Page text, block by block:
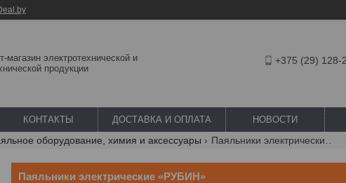
магазин электротехнической и
продукции
+375 (29) 128-
КОНТАКТЫ ДОСТАВКА И ОПЛАТА НОВОСТИ
оборудование, химия и аксессуары
Паяльники электрические «РУБИН»